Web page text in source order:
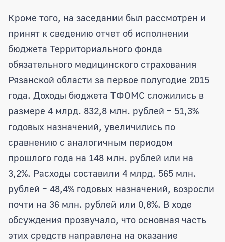
Кроме того, на заседании был рассмотрен и
принят к сведению отчет об исполнении
бюджета Территориального фонда
обязательного медицинского страхования
Рязанской области за первое полугодие 2015
года. Доходы бюджета ТФОМС сложились в
размере 4 млрд. 832,8 млн. рублей – 51,3%
годовых назначений, увеличились по
сравнению с аналогичным периодом
прошлого года на 148 млн. рублей или на
3,2%. Расходы составили 4 млрд. 565 млн.
рублей – 48,4% годовых назначений, возросли
почти на 36 млн. рублей или 0,8%. В ходе
обсуждения прозвучало, что основная часть
этих средств направлена на оказание